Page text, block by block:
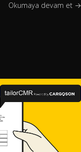
Okumaya devam et →